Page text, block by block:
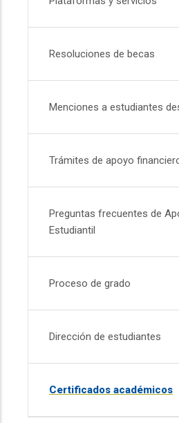
Resoluciones de becas
Menciones a estudiantes
Trámites de apoyo
Preguntas frecuentes de
Estudiantil
Proceso de grado
Dirección de estudiantes
Certificados académicos